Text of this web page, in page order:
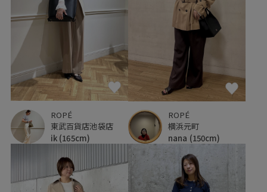
ROPÉ
東武百貨店池袋店
ik (165cm)
ROPÉ
横浜元町
nana (150cm)